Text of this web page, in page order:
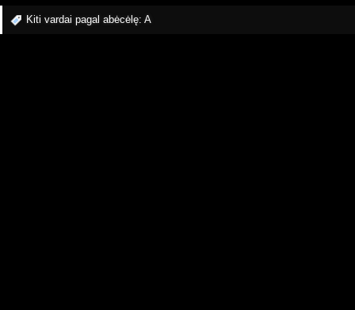
Kiti vardai pagal abėcėlę: A